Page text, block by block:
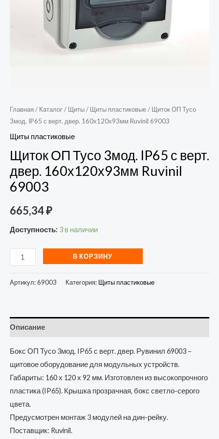
Главная / Каталог/ Щиты/ Щиты пластиковые/ Щиток ОП Тусо
3мод. IP65 с верт. двер. 160х120х93мм Ruvinil 69003
Щиты пластиковые
Щиток ОП Тусо 3мод. IP65 с верт.
двер. 160х120х93мм Ruvinil
69003
665,34₽
Доступность: 3 в наличии
В КОРЗИНУ
Артикул:69003 Категория: Щиты пластиковые
Описание
Бокс ОП Тусо 3мод. IP65 с верт. двер. Рувинил 69003 –
щитовое оборудование для модульных устройств.
Габариты: 160 х 120 х 92 мм. Изготовлен из высокопрочного
пластика (IP65). Крышка прозрачная, бокс светло-серого
цвета.
Предусмотрен монтаж 3 модулей на дин-рейку.
Поставщик: Ruvinil.